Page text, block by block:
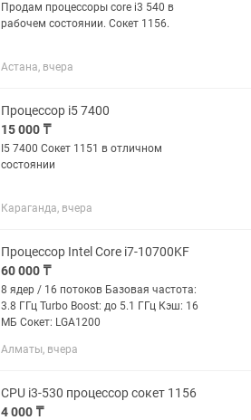
Продам процессоры core i3 540 в
рабочем состоянии. Сокет 1156.
Астана, вчера
Процессор i5 7400
15 000 ₸
I5 7400 Сокет 1151 в отличном
состоянии
Караганда, вчера
Процессор Intel Core i7-10700KF
60 000 ₸
8 ядер / 16 потоков Базовая частота:
3.8 ГГц Turbo Boost: до 5.1 ГГц Кэш: 16
МБ Сокет: LGA1200
Алматы, вчера
CPU i3-530 процессор сокет 1156
4 000 ₸